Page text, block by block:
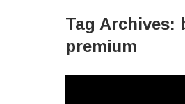
Tag Archives:
premium